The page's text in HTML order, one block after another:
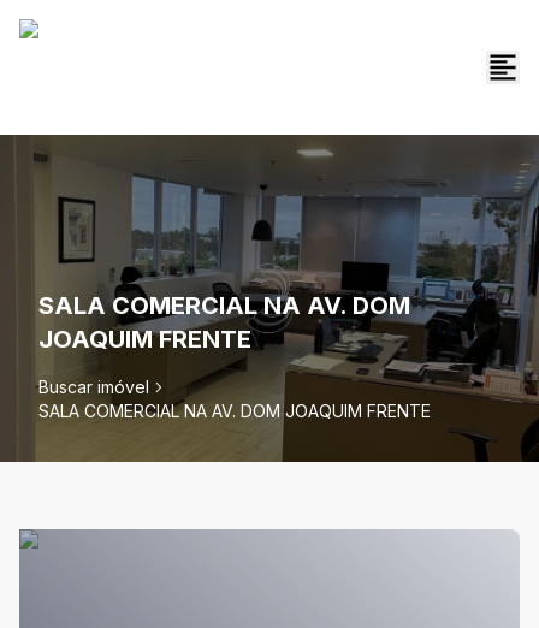
SALA COMERCIAL NA AV. DOM
JOAQUIM FRENTE
Buscar imóvel
SALA COMERCIAL NA AV. DOM JOAQUIM FRENTE